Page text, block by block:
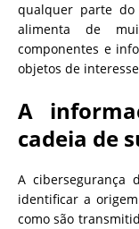
qualquer parte do
alimenta de
componentes e
objetos de
A
cadeia de
A cibersegurança
identificar a
como são